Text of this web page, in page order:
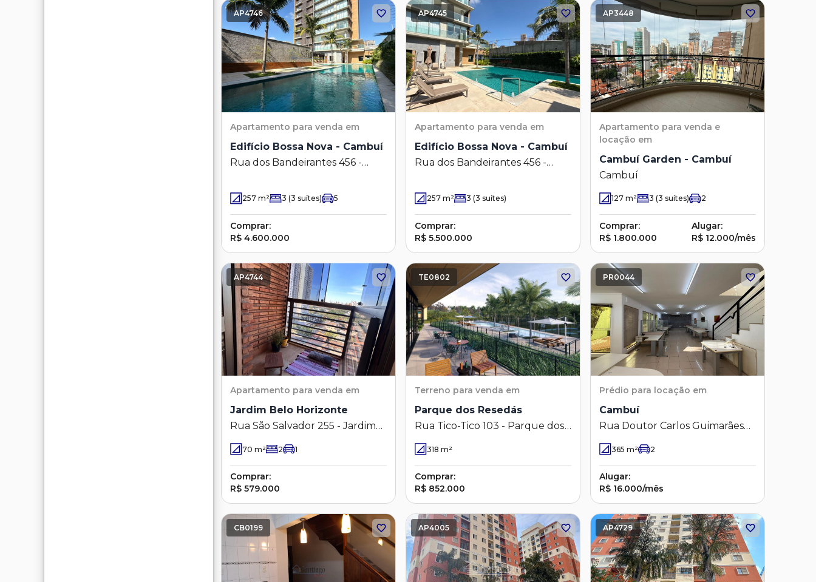
AP4746
Apartamento para venda em
Edifício Bossa Nova - Cambuí
Rua dos Bandeirantes 456 -
257 m² 3 (3 suítes) 5
Comprar:
R$ 4.600.000
AP4745
Apartamento para venda em
Edifício Bossa Nova - Cambuí
Rua dos Bandeirantes 456 -
257 m² 3 (3 suítes)
Comprar:
R$ 5.500.000
AP3448
Apartamento para venda e
locação em
Cambuí Garden - Cambuí
Cambuí
127 m² 3 (3 suítes) 2
Comprar:
R$ 1.800.000
Alugar:
R$ 12.000/mês
AP4744
Apartamento para venda em
Jardim Belo Horizonte
Rua São Salvador 255 - Jardim
Belo Horizonte - Campinas - SP
70 m² 2 1
Comprar:
R$ 579.000
TE0802
Terreno para venda em
Parque dos Resedás
Rua Tico-Tico 103 - Parque dos
Resedás - Campinas - SP
318 m²
Comprar:
R$ 852.000
PR0044
Prédio para locação em
Cambuí
Rua Doutor Carlos Guimarães
40 - Cambuí - Campinas - SP
365 m² 2
Alugar:
R$ 16.000/mês
CB0199 AP4005 AP4729